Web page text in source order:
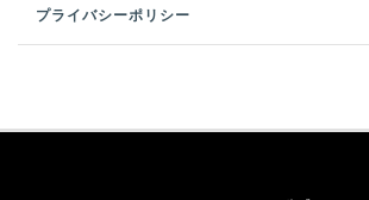
プライバシーポリシー